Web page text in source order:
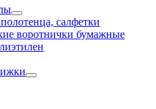
салфетки
воротнички бумажные